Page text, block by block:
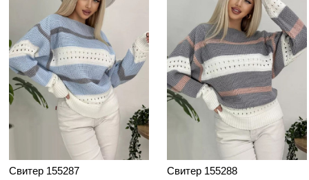
Свитер 155287
Свитер 155288